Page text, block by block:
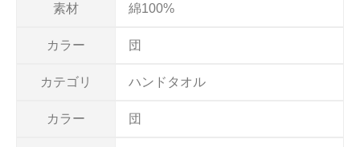
素材 綿100%
カラー 団
カテゴリ ハンドタオル
カラー 団